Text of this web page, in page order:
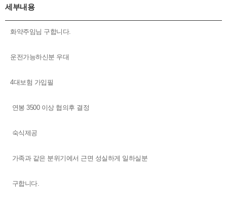
세부내용
화약주임님 구합니다.
운전가능하신분 우대
4대보험 가입필
연봉 3500 이상 협의후 결정
숙식제공
가족과 같은 분위기에서 근면 성실하게 일하실분
구합니다.